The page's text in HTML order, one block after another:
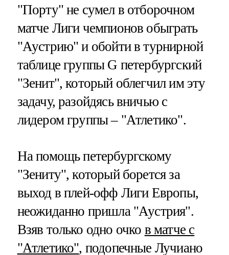
"Порту" не сумел в отборочном
матче Лиги чемпионов обыграть
"Аустрию" и обойти в турнирной
таблице группы G петербургский
"Зенит", который облегчил им эту
задачу, разойдясь вничью с
лидером группы – "Атлетико".
На помощь петербургскому
"Зениту", который борется за
выход в плей-офф Лиги Европы,
неожиданно пришла "Аустрия".
Взяв только одно очко в матче с
"Атлетико", подопечные Лучиано